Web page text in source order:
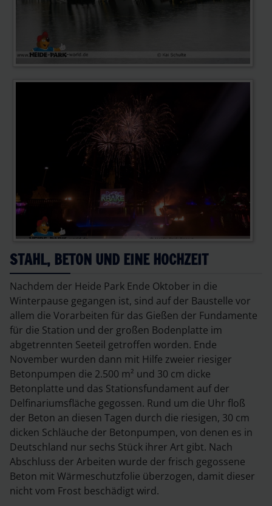
STAHL, BETON UND EINE HOCHZEIT
Nachdem der Heide Park Ende Oktober in die
Winterpause gegangen ist, sind auf der Baustelle vor
allem die Vorarbeiten für das Gießen der Fundamente
für die Station und der großen Bodenplatte im
abgetrennten Seeteil getroffen worden. Ende
November wurden dann mit Hilfe zweier riesiger
Betonpumpen die 2.500 m² und 30 cm dicke
Betonplatte und das Stationsfundament auf der
Delfinariumsfläche gegossen. Rund um die Uhr floß
der Beton an diesen Tagen durch die riesigen, 30 cm
dicken Schläuche der Betonpumpen, von denen es in
Deutschland nur sechs Stück ihrer Art gibt. Nach
Abschluss der Arbeiten wurde der frisch gegossene
Beton mit Wärmeschutzfolie überzogen, damit dieser
nicht vom Frost beschädigt wird.